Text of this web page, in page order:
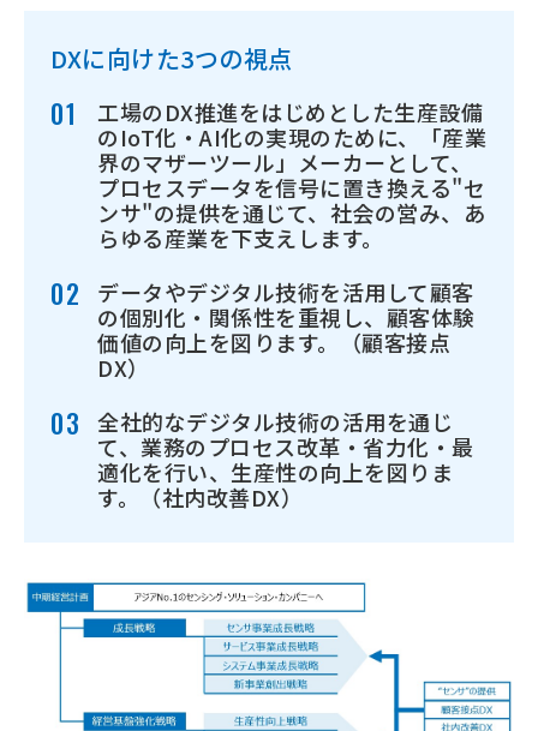
DXに向けた3つの視点
01
工場のDX推進をはじめとした生産設備
のIoT化・AI化の実現のために、「産業
界のマザーツール」メーカーとして、
プロセスデータを信号に置き換える"セ
ンサ"の提供を通じて、社会の営み、あ
らゆる産業を下支えします。
02
データやデジタル技術を活用して顧客
の個別化・関係性を重視し、顧客体験
価値の向上を図ります。（顧客接点
DX）
03
全社的なデジタル技術の活用を通じ
て、業務のプロセス改革・省力化・最
適化を行い、生産性の向上を図りま
す。（社内改善DX）